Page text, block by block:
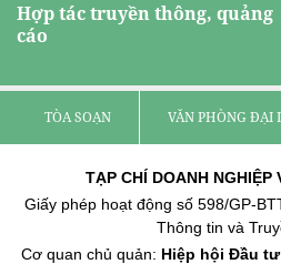
Hợp tác truyền thông, quảng
cáo
TÒA SOẠN VĂN PHÒNG ĐẠI
TẠP CHÍ DOANH NGHIỆP
Giấy phép hoạt động số 598/GP-
Thông tin và
Cơ quan chủ quản: Hiệp hội Đầu